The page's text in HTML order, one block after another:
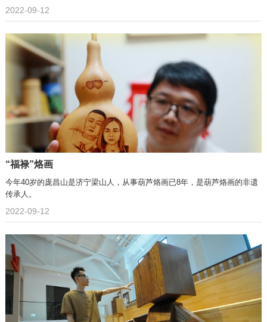
2022-09-12
“福禄”烙画
今年40岁的庞昌山是济宁梁山人，从事葫芦烙画已8年，是葫芦烙画的非遗
传承人。
2022-09-12